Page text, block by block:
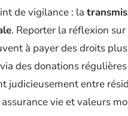
de vigilance : la
. Reporter la réflexion sur
à payer des droits
des donations
judicieusement entre
vie et valeurs